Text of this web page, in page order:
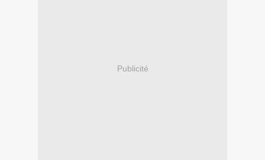
Publicité